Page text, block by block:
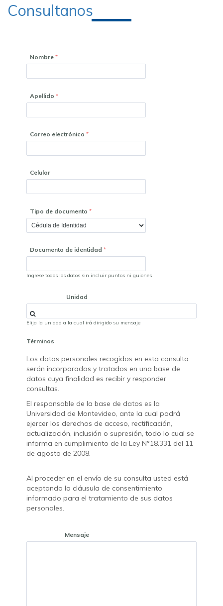
Consultanos
Nombre
Apellido
Correo electrónico
Celular
Tipo de documento
Documento de identidad
Ingrese todos los datos sin incluir puntos ni guiones
Unidad
Elija la unidad a la cual irá dirigido su mensaje
Términos
Los datos personales recogidos en esta consulta
serán incorporados y tratados en una base de
datos cuya finalidad es recibir y responder
consultas.
El responsable de la base de datos es la
Universidad de Montevideo, ante la cual podrá
ejercer los derechos de acceso, rectificación,
actualización, inclusión o supresión, todo lo cual se
informa en cumplimiento de la Ley N°18.331 del 11
de agosto de 2008.
Al proceder en el envío de su consulta usted está
aceptando la cláusula de consentimiento
informado para el tratamiento de sus datos
personales.
Mensaje